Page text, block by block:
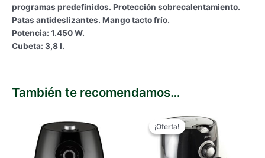
programas predefinidos. Protección sobrecalentamiento.
Patas antideslizantes. Mango tacto frío.
Potencia: 1.450 W.
Cubeta: 3,8 l.
También te recomendamos…
¡Oferta!
¡Oferta!